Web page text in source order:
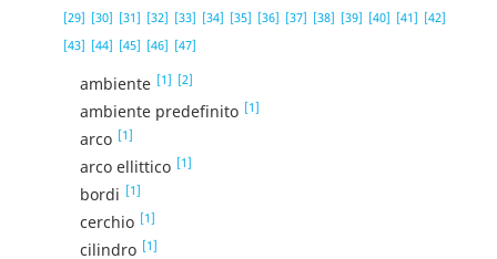
[29] [30] [31] [32] [33] [34] [35] [36] [37] [38] [39] [40] [41] [42]
[43] [44] [45] [46] [47]
ambiente [1] [2]
ambiente predefinito [1]
arco [1]
arco ellittico [1]
bordi [1]
cerchio [1]
cilindro [1]